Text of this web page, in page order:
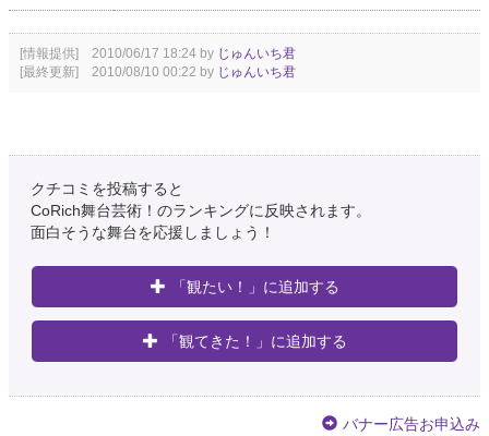
[情報提供] 2010/06/17 18:24 by じゅんいち君
[最終更新] 2010/08/10 00:22 by じゅんいち君
クチコミを投稿すると
CoRich舞台芸術！のランキングに反映されます。
面白そうな舞台を応援しましょう！
「観たい！」に追加する
「観てきた！」に追加する
バナー広告お申込み